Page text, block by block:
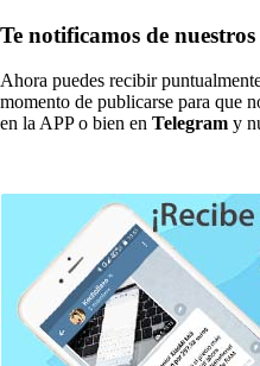
Te notificamos de
Ahora puedes recibir
momento de publicarse para que
en la APP o bien en Telegram y